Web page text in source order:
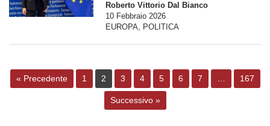
Roberto Vittorio Dal Bianco
10 Febbraio 2026
EUROPA
POLITICA
« Precedente 1 2 3 4 5 6 7 167
Successivo »